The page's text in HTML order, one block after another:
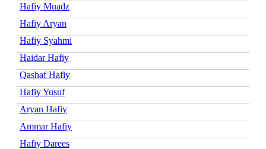
Hafiy Muadz
Hafiy Aryan
Hafiy Syahmi
Haidar Hafiy
Qashaf Hafiy
Hafiy Yusuf
Aryan Hafiy
Ammar Hafiy
Hafiy Darees